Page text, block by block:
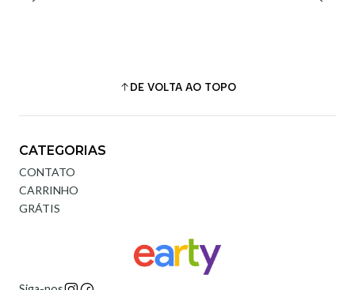
DE VOLTA AO TOPO
CATEGORIAS
CONTATO
CARRINHO
GRÁTIS